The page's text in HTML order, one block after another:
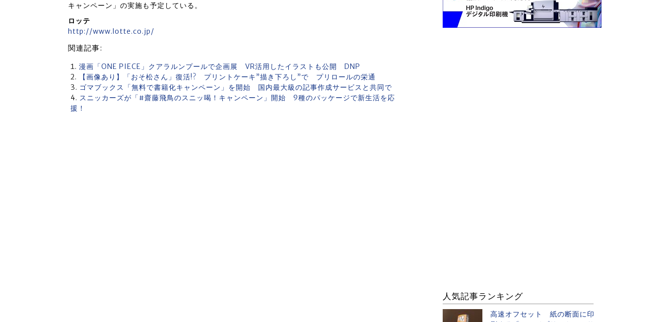
キャンペーン」の実施も予定している。
ロッテ
http://www.lotte.co.jp/
関連記事:
漫画「ONE PIECE」クアラルンプールで企画展 VR活用したイラストも公開 DNP
【画像あり】「おそ松さん」復活!? プリントケーキ”描き下ろし”で プリロールの栄通
ゴマブックス「無料で書籍化キャンペーン」を開始 国内最大級の記事作成サービスと共同で
スニッカーズが「#齋藤飛鳥のスニッ喝！キャンペーン」開始 9種のパッケージで新生活を応
援！
人気記事ランキング
高速オフセット 紙の断面に印